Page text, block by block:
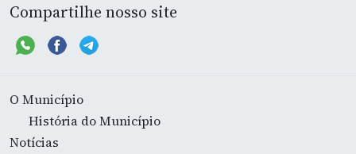
Compartilhe nosso site
O Município
História do Município
Notícias